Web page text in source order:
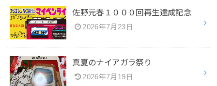
佐野元春１０００回再生達成記念
2026年7月23日
真夏のナイアガラ祭り
2026年7月19日